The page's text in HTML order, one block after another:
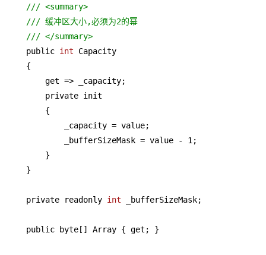
/// <summary>
/// 缓冲区大小,必须为2的幂
/// </summary>
    public
int Capacity
    {
        get => _capacity;
        private init
        {
            _capacity = value;
            _bufferSizeMask = value -
1 ;
        }
    }
    private readonly
int _bufferSizeMask;
    public byte[] Array { get; }